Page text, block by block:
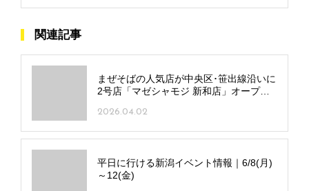
関連記事
まぜそばの人気店が中央区･笹出線沿いに
2号店「マゼシャモジ 新和店」オープ
2026.04.02
平日に行ける新潟イベント情報｜6/8(月)
～12(金)